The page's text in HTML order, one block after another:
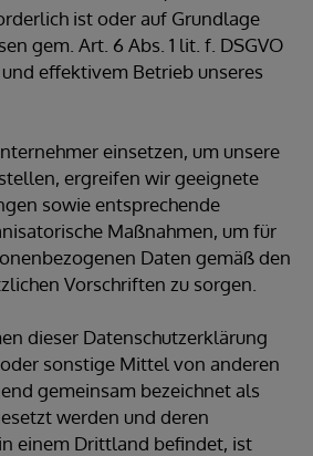
ist oder auf Grundlage
gem. Art. 6 Abs. 1 lit. f. DSGVO
effektivem Betrieb unseres
einsetzen, um unsere
ergreifen wir geeignete
sowie entsprechende
Maßnahmen, um für
Daten gemäß den
Vorschriften zu sorgen.
dieser Datenschutzerklärung
sonstige Mittel von anderen
gemeinsam bezeichnet als
werden und deren
einem Drittland befindet, ist